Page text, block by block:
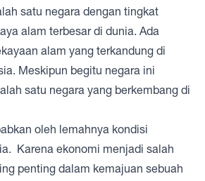
satu negara dengan tingkat
alam terbesar di dunia. Ada
alam yang terkandung di
Meskipun begitu negara ini
satu negara yang berkembang di
oleh lemahnya kondisi
Karena ekonomi menjadi salah
penting dalam kemajuan sebuah